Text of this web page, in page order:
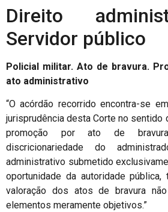
Direito
Servidor público
Policial militar. Ato de bravura.
ato administrativo
“O acórdão recorrido encontra-se
jurisprudência desta Corte no sentido
promoção por ato de
discricionariedade do
administrativo submetido
oportunidade da autoridade
valoração dos atos de bravura
elementos meramente objetivos.”